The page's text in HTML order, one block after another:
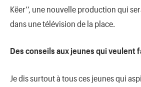
Këer’’, une nouvelle production qui
dans une télévision de la place.
Des conseils aux jeunes qui veulent
Je dis surtout à tous ces jeunes qui